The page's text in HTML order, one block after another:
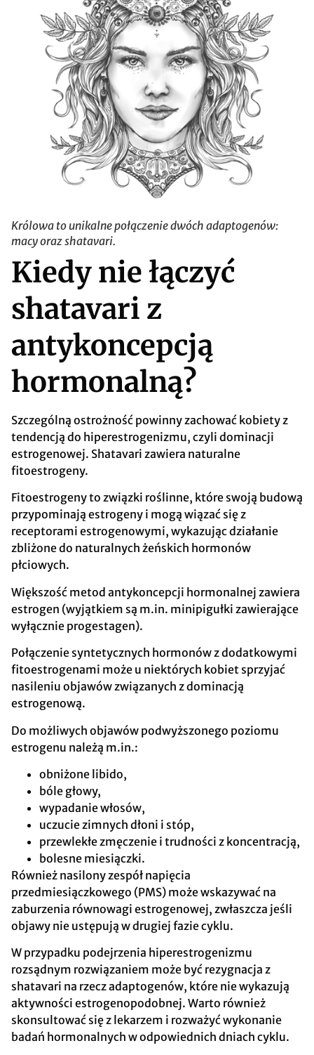
Królowa to unikalne połączenie dwóch adaptogenów:
macy oraz shatavari.
Kiedy nie łączyć
shatavari z
antykoncepcją
hormonalną?
Szczególną ostrożność powinny zachować kobiety z
tendencją do hiperestrogenizmu, czyli dominacji
estrogenowej. Shatavari zawiera naturalne
fitoestrogeny.
Fitoestrogeny to związki roślinne, które swoją budową
przypominają estrogeny i mogą wiązać się z
receptorami estrogenowymi, wykazując działanie
zbliżone do naturalnych żeńskich hormonów
płciowych.
Większość metod antykoncepcji hormonalnej zawiera
estrogen (wyjątkiem są m.in. minipigułki zawierające
wyłącznie progestagen).
Połączenie syntetycznych hormonów z dodatkowymi
fitoestrogenami może u niektórych kobiet sprzyjać
nasileniu objawów związanych z dominacją
estrogenową.
Do możliwych objawów podwyższonego poziomu
estrogenu należą m.in.:
obniżone libido,
bóle głowy,
wypadanie włosów,
uczucie zimnych dłoni i stóp,
przewlekłe zmęczenie i trudności z koncentracją,
bolesne miesiączki.
Również nasilony zespół napięcia
przedmiesiączkowego (PMS) może wskazywać na
zaburzenia równowagi estrogenowej, zwłaszcza jeśli
objawy nie ustępują w drugiej fazie cyklu.
W przypadku podejrzenia hiperestrogenizmu
rozsądnym rozwiązaniem może być rezygnacja z
shatavari na rzecz adaptogenów, które nie wykazują
aktywności estrogenopodobnej. Warto również
skonsultować się z lekarzem i rozważyć wykonanie
badań hormonalnych w odpowiednich dniach cyklu.